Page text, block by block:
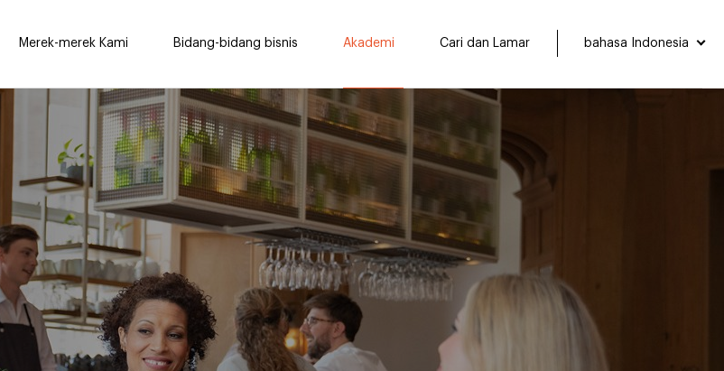
Merek-merek Kami Bidang-bidang bisnis Akademi Cari dan Lamar bahasa Indonesia